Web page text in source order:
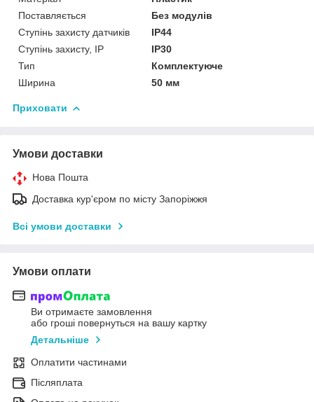
Поставляється
Без модулів
Ступінь захисту датчиків
IP44
Ступінь захисту, IP
IP30
Тип
Комплектуюче
Ширина
50 мм
Приховати
Умови доставки
Нова Пошта
Доставка кур'єром по місту Запоріжжя
Всі умови доставки
Умови оплати
Ви отримаєте замовлення
або гроші повернуться на вашу картку
Детальніше
Оплатити частинами
Післяплата